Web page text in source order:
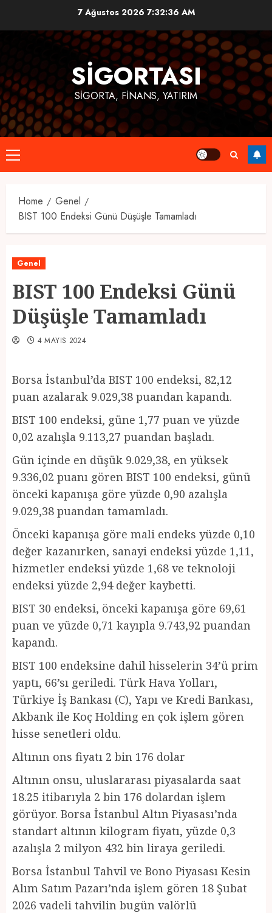
7 Ağustos 2026 7:32:36 AM
SIGORTASI
SIGORTA, FINANS, YATIRIM
Primary
Menu
Home
Genel
BIST 100 Endeksi Günü Düşüşle Tamamladı
Genel
BIST 100 Endeksi Günü
Düşüşle Tamamladı
4 MAYIS 2024
Borsa İstanbul’da BIST 100 endeksi, 82,12
puan azalarak 9.029,38 puandan kapandı.
BIST 100 endeksi, güne 1,77 puan ve yüzde
0,02 azalışla 9.113,27 puandan başladı.
Gün içinde en düşük 9.029,38, en yüksek
9.336,02 puanı gören BIST 100 endeksi, günü
önceki kapanışa göre yüzde 0,90 azalışla
9.029,38 puandan tamamladı.
Önceki kapanışa göre mali endeks yüzde 0,10
değer kazanırken, sanayi endeksi yüzde 1,11,
hizmetler endeksi yüzde 1,68 ve teknoloji
endeksi yüzde 2,94 değer kaybetti.
BIST 30 endeksi, önceki kapanışa göre 69,61
puan ve yüzde 0,71 kayıpla 9.743,92 puandan
kapandı.
BIST 100 endeksine dahil hisselerin 34’ü prim
yaptı, 66’sı geriledi. Türk Hava Yolları,
Türkiye İş Bankası (C), Yapı ve Kredi Bankası,
Akbank ile Koç Holding en çok işlem gören
hisse senetleri oldu.
Altının ons fiyatı 2 bin 176 dolar
Altının onsu, uluslararası piyasalarda saat
18.25 itibarıyla 2 bin 176 dolardan işlem
görüyor. Borsa İstanbul Altın Piyasası’nda
standart altının kilogram fiyatı, yüzde 0,3
azalışla 2 milyon 432 bin liraya geriledi.
Borsa İstanbul Tahvil ve Bono Piyasası Kesin
Alım Satım Pazarı’nda işlem gören 18 Şubat
2026 vadeli tahvilin bugün valörlü